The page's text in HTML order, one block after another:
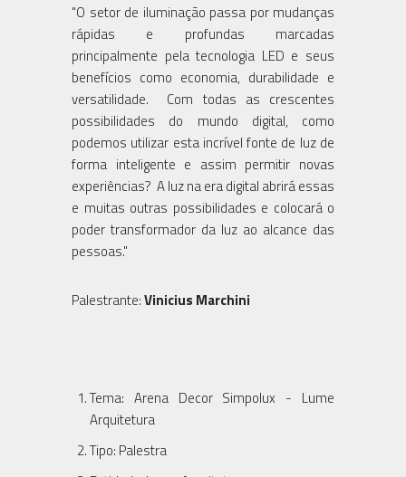
"O setor de iluminação passa por mudanças
rápidas e profundas marcadas
principalmente pela tecnologia LED e seus
benefícios como economia, durabilidade e
versatilidade. Com todas as crescentes
possibilidades do mundo digital, como
podemos utilizar esta incrível fonte de luz de
forma inteligente e assim permitir novas
experiências? A luz na era digital abrirá essas
e muitas outras possibilidades e colocará o
poder transformador da luz ao alcance das
pessoas."
Palestrante:Vinicius Marchini
Tema: Arena Decor Simpolux - Lume
Arquitetura
Tipo: Palestra